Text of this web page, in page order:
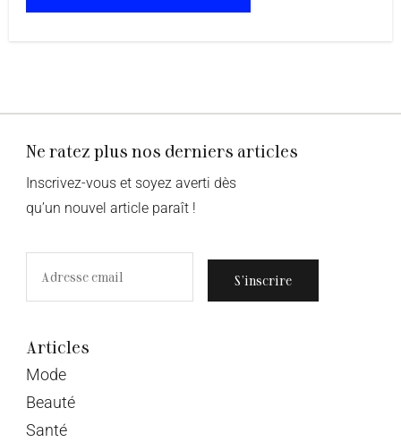
Ne ratez plus nos derniers articles
Inscrivez-vous et soyez averti dès
qu’un nouvel article paraît !
S’inscrire
Articles
Mode
Beauté
Santé